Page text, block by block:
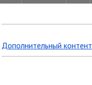
Дополнительный контент